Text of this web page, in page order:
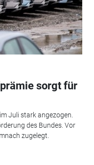
sorgt für
Juli stark angezogen.
des Bundes. Vor
zugelegt.